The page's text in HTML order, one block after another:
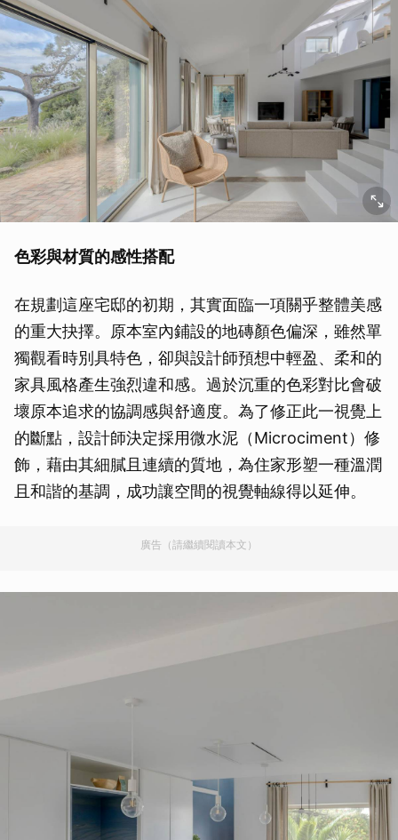
色彩與材質的感性搭配
在規劃這座宅邸的初期，其實面臨一項關乎整體美感
的重大抉擇。原本室內鋪設的地磚顏色偏深，雖然單
獨觀看時別具特色，卻與設計師預想中輕盈、柔和的
家具風格產生強烈違和感。過於沉重的色彩對比會破
壞原本追求的協調感與舒適度。為了修正此一視覺上
的斷點，設計師決定採用微水泥（Microciment）修
飾，藉由其細膩且連續的質地，為住家形塑一種溫潤
且和諧的基調，成功讓空間的視覺軸線得以延伸。
廣告（請繼續閱讀本文）